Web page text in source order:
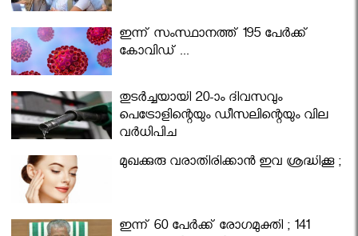
ഇന്ന് സംസ്ഥാനത്ത് 195 പേര്‍ക്ക്
കോവിഡ് ...
തുടർച്ചയായി 20-ാം ദിവസവും
പെട്രോളിന്റെയും ഡീസലിന്റെയും വില
വര്‍ധിപ്പിച്ചു
മുഖക്കുരു വരാതിരിക്കാന്‍ ഇവ ശ്രദ്ധിക്കൂ ;
ഇന്ന് 60 പേർക്ക് രോഗമുക്തി ; 141